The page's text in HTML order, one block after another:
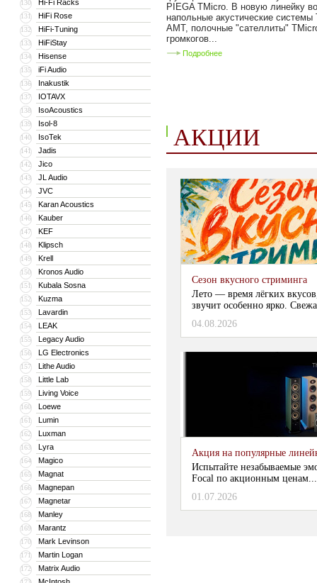
130 Hi-Fi Racks
131 HiFi Rose
132 HiFi-Tuning
133 HiFiStay
134 Hisense
135 iFi Audio
136 Inakustik
137 IOTAVX
138 IsoAcoustics
139 Isol-8
140 IsoTek
141 Jadis
142 Jico
143 JL Audio
144 JVC
145 Karan Acoustics
146 Kauber
147 KEF
148 Klipsch
149 Krell
150 Kronos Audio
151 Kubala Sosna
152 Kuzma
153 Lavardin
154 LEAK
155 Legacy Audio
156 LG Electronics
157 Lithe Audio
158 Little Lab
159 Living Voice
160 Loewe
161 Lumin
162 Luxman
163 Lyra
164 Magico
165 Magnat
166 Magnepan
167 Magnetar
168 Manley
169 Marantz
170 Mark Levinson
171 Martin Logan
172 Matrix Audio
PIEGA TMicro. В новую линейку
напольные акустические системы
AMT, полочные "сателлиты"
громкогов...
Подробнее
АКЦИИ
Сезон вкусного стриминга
Лето — время лёгких
звучит особенно ярко.
04.08.2026
Акция на популярные
Испытайте незабываемые
Focal по акционным
01.07.2026